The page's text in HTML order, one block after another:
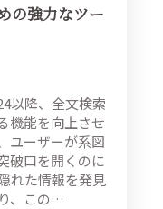
の強力なツー
以降、全文検索
機能を向上させ
ユーザーが系図
破口を開くのに
れた情報を発見
、この…